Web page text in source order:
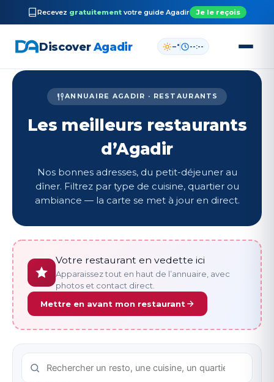
Recevez gratuitementvotre guide Agadir Je le reçois
DiscoverAgadir –° --:--
Aller
ANNUAIRE AGADIR · RESTAURANTS
Les meilleurs restaurants
d’Agadir
Nos bonnes adresses, du petit-déjeuner au
dîner. Filtrez par type de cuisine, quartier ou
ambiance — la carte se met à jour en direct.
Votre restaurant en vedette ici
Apparaissez tout en haut de l’annuaire, avec
photos et contact direct.
Mettre en avant mon restaurant